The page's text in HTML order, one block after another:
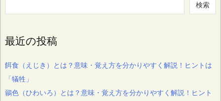
検索
最近の投稿
餌食（えじき）とは？意味・覚え方を分かりやすく解説！ヒントは
「犠牲」
鶸色（ひわいろ）とは？意味・覚え方を分かりやすく解説！ヒント